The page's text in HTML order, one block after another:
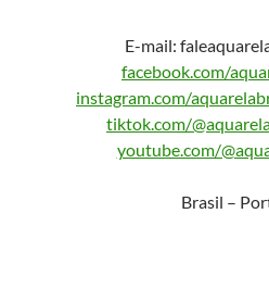
E-mail:
facebook.com/
instagram.com/
tiktok.com/
youtube.com/
Brasil –